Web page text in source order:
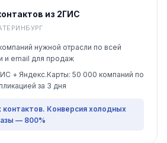
из 2ГИС
нужной отрасли по всей
и email для продаж
+ Яндекс.Карты: 50 000 компаний по
за 3 дня
контактов. Конверсия холодных
— 800%